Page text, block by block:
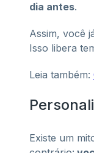
dia antes.
Assim, você
Isso libera
Leia também:
Existe um